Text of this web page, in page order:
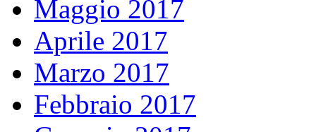
Maggio 2017
Aprile 2017
Marzo 2017
Febbraio 2017